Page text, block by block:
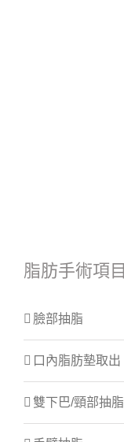
脂肪手術項目
臉部抽脂
口內脂肪墊取出
雙下巴/頸部抽脂